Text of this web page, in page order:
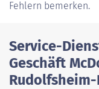
Fehlern bemerken.
Service-
Geschäft
Rudolfsheim-